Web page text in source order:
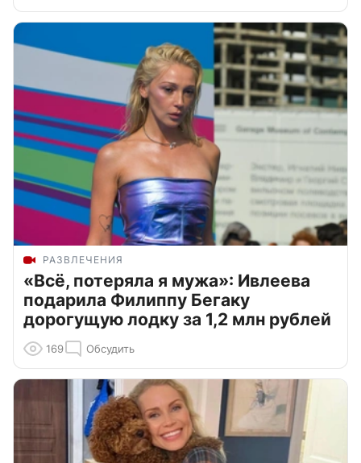
РАЗВЛЕЧЕНИЯ
«Всё, потеряла я мужа»: Ивлеева
подарила Филиппу Бегаку
дорогущую лодку за 1,2 млн рублей
169 Обсудить